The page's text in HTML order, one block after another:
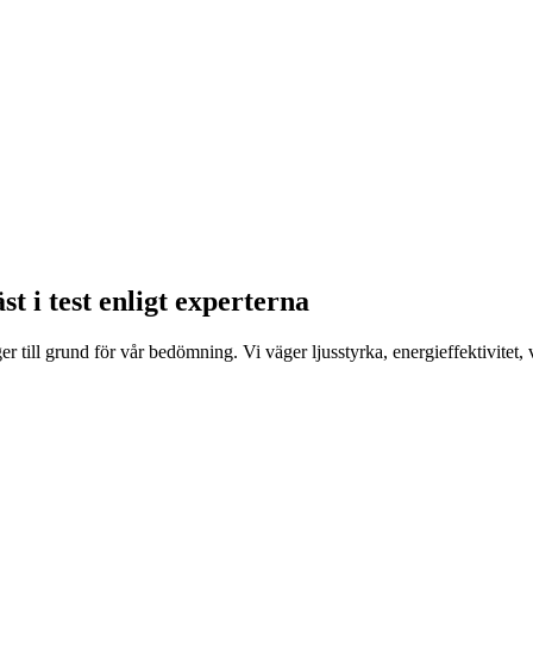
i test enligt experterna
till grund för vår bedömning. Vi väger ljusstyrka,